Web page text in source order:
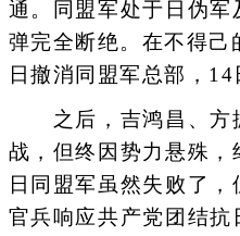
通。同盟军处于日伪
弹完全断绝。在不得己
日撤消同盟军总部，14
之后，吉鸿昌、方
战，但终因势力悬殊
日同盟军虽然失败了
官兵响应共产党团结抗